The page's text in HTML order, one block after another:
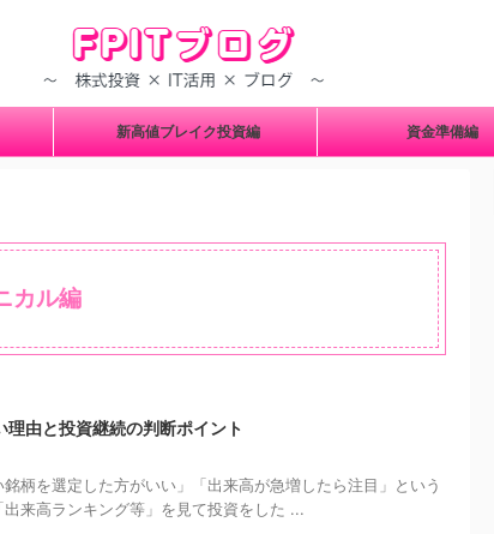
新高値ブレイク投資編 資金準備編
カル編
由と投資継続の判断ポイント
柄を選定した方がいい」「出来高が急増したら注目」という
来高ランキング等」を見て投資をした ...